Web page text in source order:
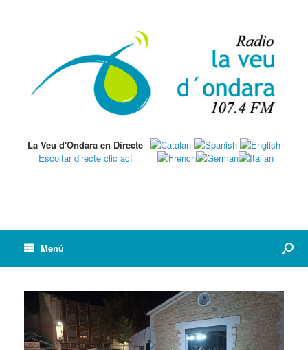
La Veu d'Ondara en Directe
Escoltar directe clic ací
Menú